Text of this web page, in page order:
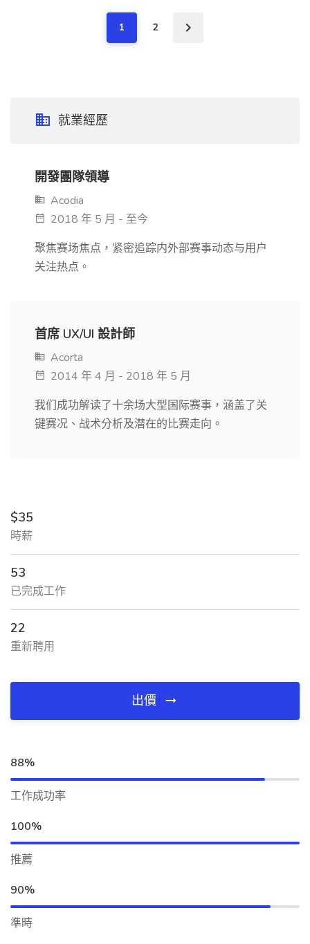
1 2
就業經歷
開發團隊領導
Acodia
2018 年 5 月 - 至今
聚焦赛场焦点，紧密追踪内外部赛事动态与用户
关注热点。
首席 UX/UI 設計師
Acorta
2014 年 4 月 - 2018 年 5 月
我们成功解读了十余场大型国际赛事，涵盖了关
键赛况、战术分析及潜在的比赛走向。
$35
時薪
53
已完成工作
22
重新聘用
出價
88%
工作成功率
100%
推薦
90%
準時